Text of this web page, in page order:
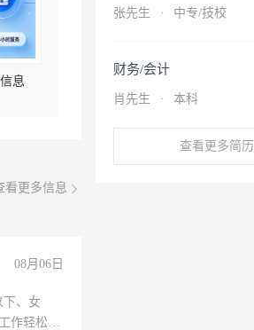
息
看更多信息
08月06日
下、女
作轻松，
张先生 · 中专/技校
财务/会计
肖先生 · 本科
查看更多简历